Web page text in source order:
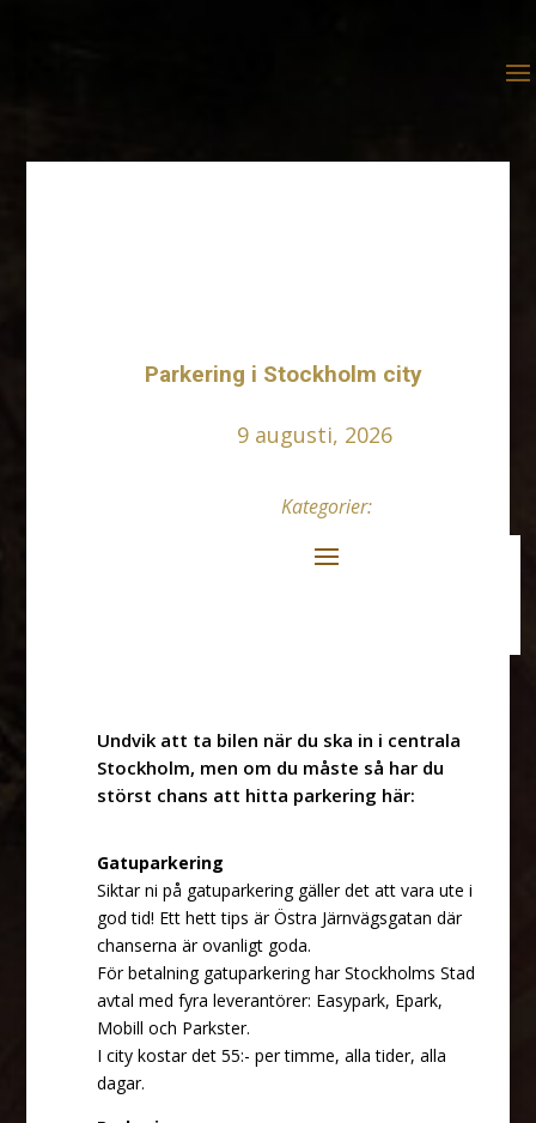
Parkering i Stockholm city
9 augusti, 2026
Kategorier:
Undvik att ta bilen när du ska in i centrala
Stockholm, men om du måste så har du
störst chans att hitta parkering här:
Gatuparkering
Siktar ni på gatuparkering gäller det att vara ute i
god tid! Ett hett tips är Östra Järnvägsgatan där
chanserna är ovanligt goda.
För betalning gatuparkering har Stockholms Stad
avtal med fyra leverantörer: Easypark, Epark,
Mobill och Parkster.
I city kostar det 55:- per timme, alla tider, alla
dagar.